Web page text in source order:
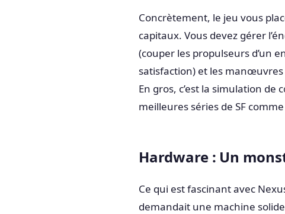
Concrètement, le jeu vous
capitaux. Vous devez gérer
(couper les propulseurs d’un
satisfaction) et les manœuvres
En gros, c’est la simulation de
meilleures séries de SF comme
Hardware : Un
Ce qui est fascinant avec
demandait une machine